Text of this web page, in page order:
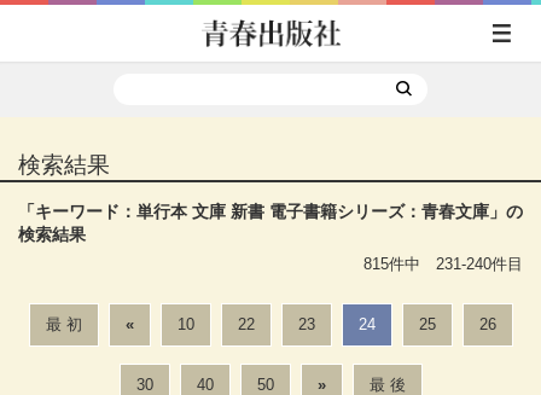
検索結果
「キーワード：単行本 文庫 新書 電子書籍シリーズ：青春文庫 」の
検索結果
815件中 231-240件目
最 初 « 10 22 23 24 25 26
30 40 50 » 最 後